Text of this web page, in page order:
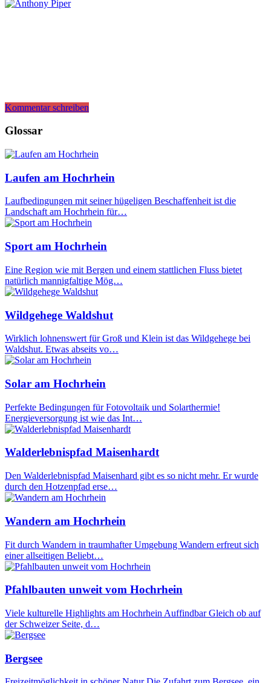
Kommentar schreiben
Glossar
Laufen am Hochrhein
Laufbedingungen mit seiner hügeligen Beschaffenheit ist die
Landschaft am Hochrhein für…
Sport am Hochrhein
Eine Region wie mit Bergen und einem stattlichen Fluss bietet
natürlich mannigfaltige Mög…
Wildgehege Waldshut
Wirklich lohnenswert für Groß und Klein ist das Wildgehege bei
Waldshut. Etwas abseits vo…
Solar am Hochrhein
Perfekte Bedingungen für Fotovoltaik und Solarthermie!
Energieversorgung ist wie das Int…
Walderlebnispfad Maisenhardt
Den Walderlebnispfad Maisenhard gibt es so nicht mehr. Er wurde
durch den Hotzenpfad erse…
Wandern am Hochrhein
Fit durch Wandern in traumhafter Umgebung Wandern erfreut sich
einer allseitigen Beliebt…
Pfahlbauten unweit vom Hochrhein
Viele kulturelle Highlights am Hochrhein Auffindbar Gleich ob auf
der Schweizer Seite, d…
Bergsee